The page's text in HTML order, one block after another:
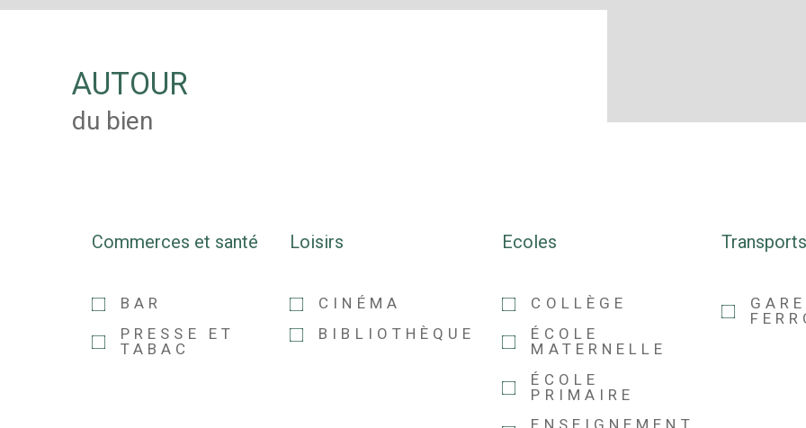
AUTOUR
du bien
Commerces et santé
BAR
PRESSE ET
TABAC
Loisirs
CINÉMA
BIBLIOTHÈQUE
Ecoles
COLLÈGE
ÉCOLE
MATERNELLE
ÉCOLE
PRIMAIRE
Transports
GARE